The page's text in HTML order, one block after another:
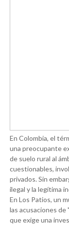
En Colombia, el
una preocupante
de suelo rural al
cuestionables,
privados. Sin
ilegal y la legítima
En Los Patios, un
las acusaciones
que exige una